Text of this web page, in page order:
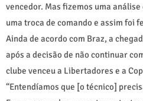
vencedor. Mas fizemos uma
uma troca de comando e assim foi
Ainda de acordo com Braz, a
após a decisão de não continuar
clube venceu a Libertadores e a
“Entendíamos que [o técnico]